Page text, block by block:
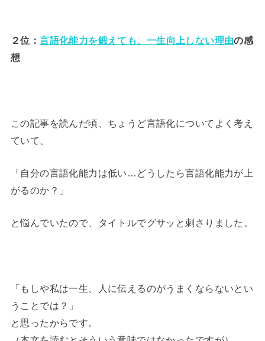
２位：言語化能力を鍛えても、一生向上しない理由の感
想
この記事を読んだ頃、ちょうど言語化についてよく考え
ていて、
「自分の言語化能力は低い…どうしたら言語化能力が上
がるのか？」
と悩んでいたので、タイトルでグサッと刺さりました。
「もしや私は一生、人に伝えるのがうまくならないとい
うことでは？」
と思ったからです。